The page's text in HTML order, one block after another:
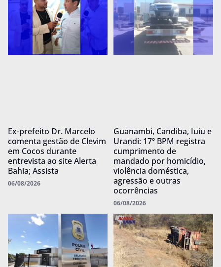
Ex-prefeito Dr. Marcelo
comenta gestão de Clevim
em Cocos durante
entrevista ao site Alerta
Bahia; Assista
06/08/2026
Guanambi, Candiba, Iuiu e
Urandi: 17º BPM registra
cumprimento de
mandado por homicídio,
violência doméstica,
agressão e outras
ocorrências
06/08/2026